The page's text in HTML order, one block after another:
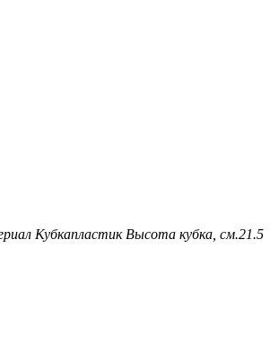
Кубкапластик Высота кубка, см.21.5